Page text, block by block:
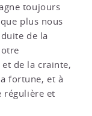
toujours
plus nous
de la
et de la crainte,
fortune, et à
régulière et